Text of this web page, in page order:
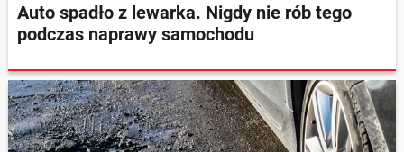
Auto spadło z lewarka. Nigdy nie rób tego
podczas naprawy samochodu